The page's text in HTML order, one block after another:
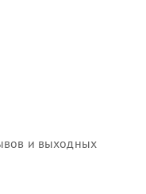
и выходных